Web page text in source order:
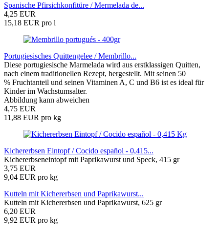
Spanische Pfirsichkonfitüre / Mermelada de...
4,25 EUR
15,18 EUR pro l
Portugiesisches Quittengelee / Membrillo...
Diese portugiesische Marmelada wird aus erstklassigen Quitten,
nach einem traditionellen Rezept, hergestellt. Mit seinen 50
% Fruchtanteil und seinen Vitaminen A, C und B6 ist es ideal für
Kinder im Wachstumsalter.
Abbildung kann abweichen
4,75 EUR
11,88 EUR pro kg
Kichererbsen Eintopf / Cocido español - 0,415...
Kichererbseneintopf mit Paprikawurst und Speck, 415 gr
3,75 EUR
9,04 EUR pro kg
Kutteln mit Kichererbsen und Paprikawurst...
Kutteln mit Kichererbsen und Paprikawurst, 625 gr
6,20 EUR
9,92 EUR pro kg